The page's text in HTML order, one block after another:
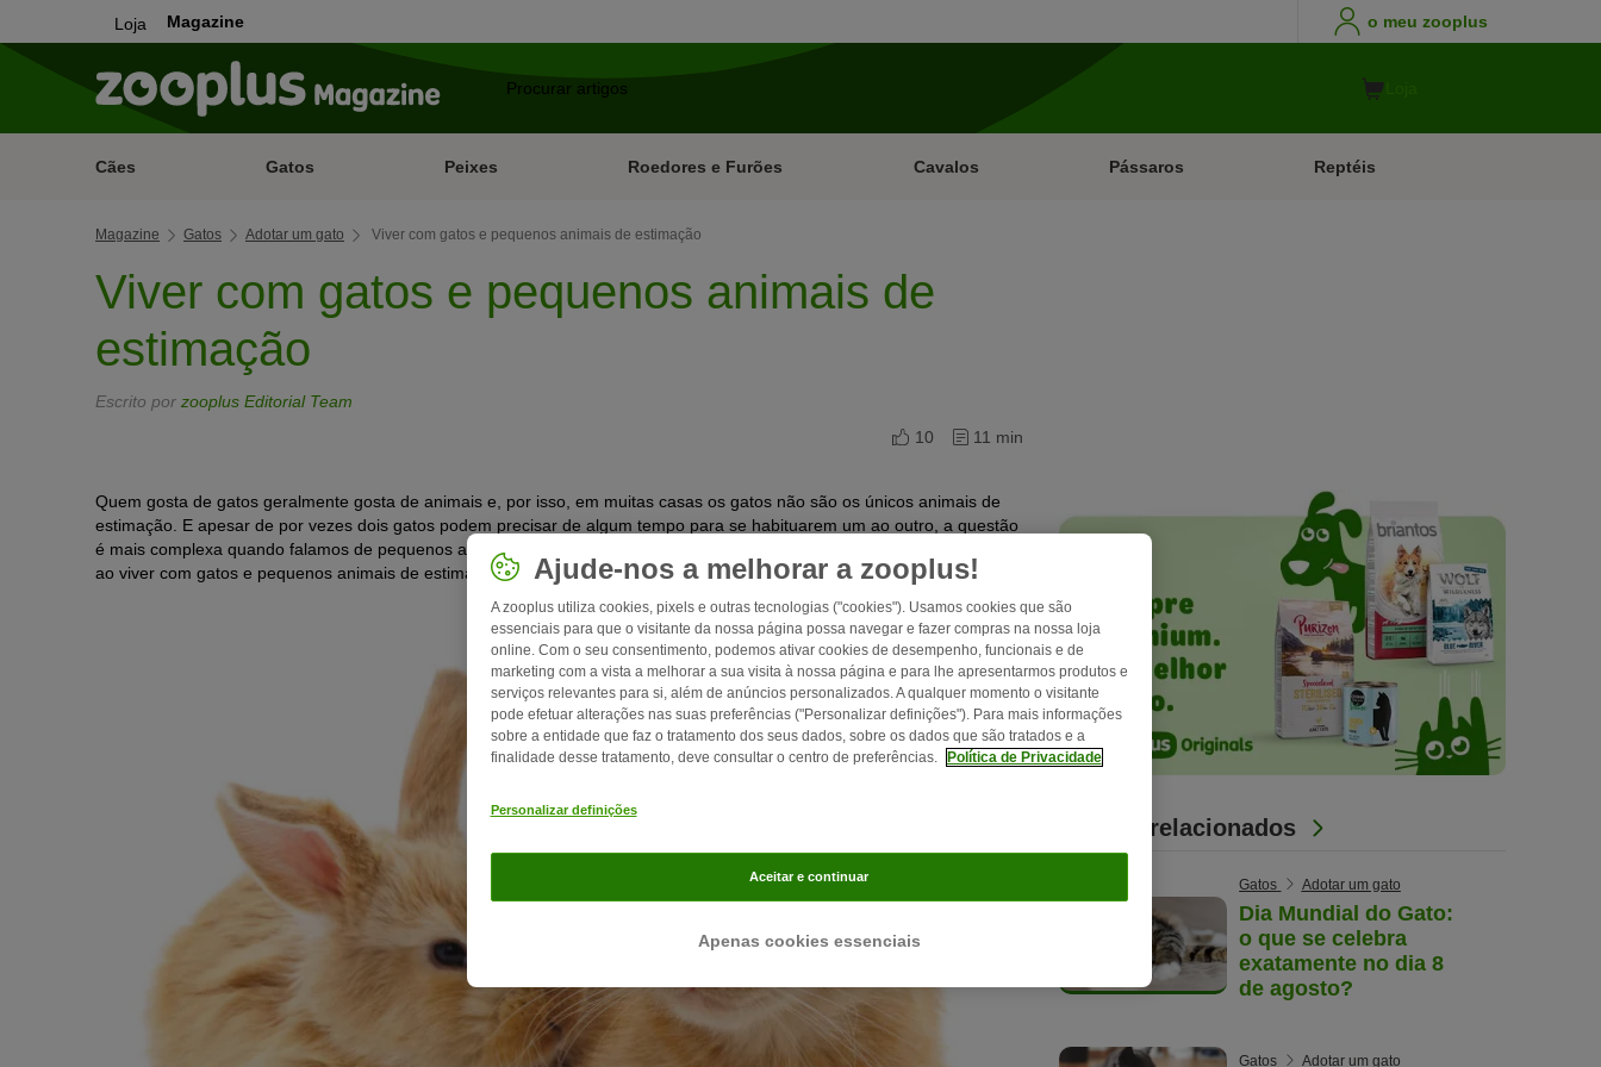
Loja Magazine o meu zooplus
Cães Gatos Peixes Roedores e Furões Cavalos Pássaros Reptéis
Magazine Gatos Adotar um gato Viver com gatos e pequenos animais de estimação
Viver com gatos e pequenos animais de
estimação
Escrito por zooplus Editorial Team
10
11 min
Quem gosta de gatos geralmente gosta de animais e, por isso, em muitas casas os gatos não são os únicos animais de
estimação. E apesar de por vezes dois gatos podem precisar de algum tempo para se habituarem um ao outro, a questão
é mais complexa quando falamos de pequenos animais de estimação. Descubra neste artigo os aspetos a ter em atenção
ao viver com gatos e pequenos animais de estimação.
Artigos relacionados
Gatos Adotar um gato
Dia Mundial do Gato:
o que se celebra
exatamente no dia 8
de agosto?
Gatos Adotar um gato
Ajude-nos a melhorar a zooplus!
A zooplus utiliza cookies, pixels e outras tecnologias ("cookies"). Usamos cookies que são
essenciais para que o visitante da nossa página possa navegar e fazer compras na nossa loja
online. Com o seu consentimento, podemos ativar cookies de desempenho, funcionais e de
marketing com a vista a melhorar a sua visita à nossa página e para lhe apresentarmos produtos e
serviços relevantes para si, além de anúncios personalizados. A qualquer momento o visitante
pode efetuar alterações nas suas preferências ("Personalizar definições"). Para mais informações
sobre a entidade que faz o tratamento dos seus dados, sobre os dados que são tratados e a
finalidade desse tratamento, deve consultar o centro de preferências.
Política de Privacidade
Personalizar definições
Apenas cookies essenciais
Aceitar e continuar